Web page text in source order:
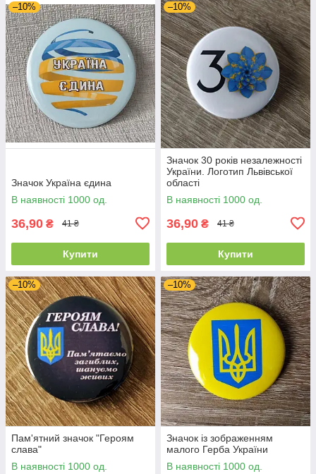
–10%
Значок Україна єдина
В наявності 1000 од.
36,90 ₴ 41 ₴
Купити
–10%
Значок 30 років незалежності
України. Логотип Львівської
області
В наявності 1000 од.
36,90 ₴ 41 ₴
Купити
–10%
Пам'ятний значок "Героям
слава"
В наявності 1000 од.
–10%
Значок із зображенням
малого Герба України
В наявності 1000 од.